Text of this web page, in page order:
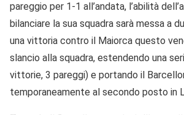
pareggio per 1-1 all’andata, l’abilità
bilanciare la sua squadra sarà messa a
una vittoria contro il Maiorca questo
slancio alla squadra, estendendo una
vittorie, 3 pareggi) e portando il
temporaneamente al secondo posto in